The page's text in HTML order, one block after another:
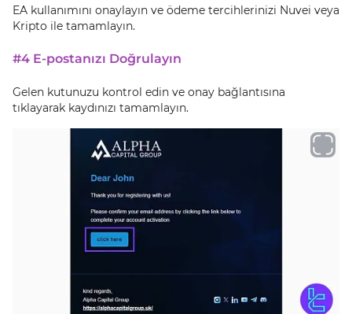
EA kullanımını onaylayın ve ödeme tercihlerinizi Nuvei veya
Kripto ile tamamlayın.
#4 E-postanızı Doğrulayın
Gelen kutunuzu kontrol edin ve onay bağlantısına
tıklayarak kaydınızı tamamlayın.